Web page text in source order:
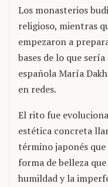
Los monasterios
religioso, mientras
empezaron a
bases de lo que
española María
en redes.
El rito fue
estética concreta
término japonés
forma de belleza
humildad y la